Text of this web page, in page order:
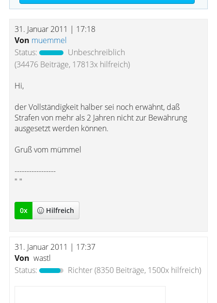
31. Januar 2011 | 17:18
Von muemmel
Status:
Unbeschreiblich
(34476 Beiträge, 17813x hilfreich)
Hi,
der Vollständigkeit halber sei noch erwähnt, daß
Strafen von mehr als 2 Jahren nicht zur Bewährung
ausgesetzt werden können.
Gruß vom mümmel
-----------------
" "
0x Hilfreich
31. Januar 2011 | 17:37
Von wastl
Status:
Richter(8350 Beiträge, 1500x hilfreich)